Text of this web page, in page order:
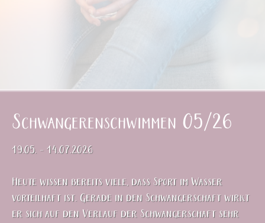
Schwangerenschwimmen 05/26
19.05. - 14.07.2026
Heute wissen bereits viele, dass Sport im Wasser
vorteilhaft ist. Gerade in den Schwangerschaft wirkt
er sich auf den Verlauf der Schwangerschaft sehr